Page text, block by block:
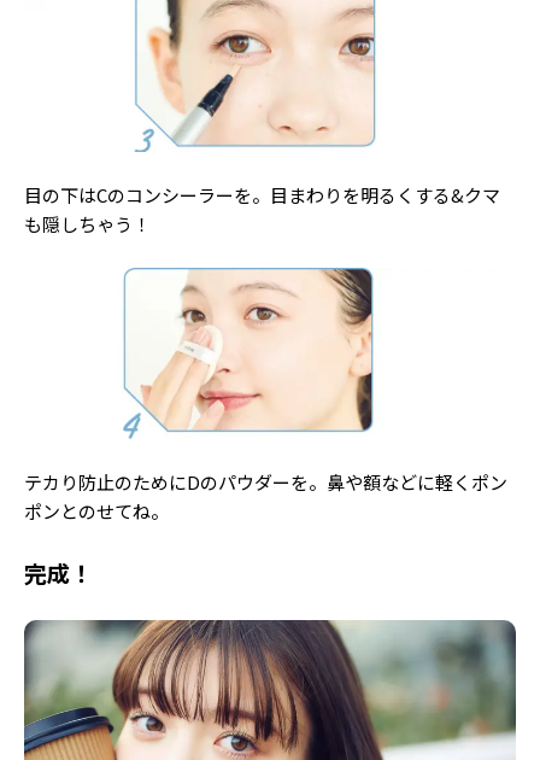
目の下はCのコンシーラーを。目まわりを明るくする&クマ
も隠しちゃう！
テカり防止のためにDのパウダーを。鼻や額などに軽くポン
ポンとのせてね。
完成！